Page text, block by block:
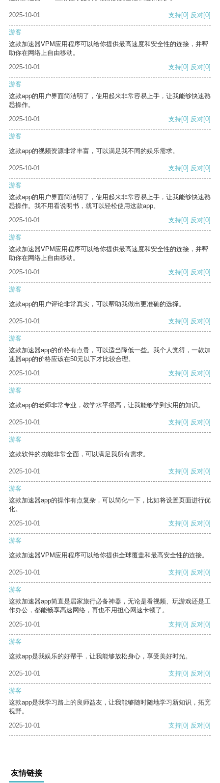
2025-10-01 支持[0] 反对[0]
游客
这款加速器VPM应用程序可以给你提供最高速度和安全性的连接，并帮
助你在网络上自由移动。
2025-10-01
支持[0] 反对[0]
游客
这款app的用户界面简洁明了，使用起来非常容易上手，让我能够快速熟
悉操作。
2025-10-01
支持[0] 反对[0]
游客
这款app的视频资源非常丰富，可以满足我不同的娱乐需求。
2025-10-01 支持[0] 反对[0]
游客
这款app的用户界面简洁明了，使用起来非常容易上手，让我能够快速熟
悉操作。我不用看说明书，就可以轻松使用这款app。
2025-10-01
支持[0] 反对[0]
游客
这款加速器VPM应用程序可以给你提供最高速度和安全性的连接，并帮
助你在网络上自由移动。
2025-10-01
支持[0] 反对[0]
游客
这款app的用户评论非常真实，可以帮助我做出更准确的选择。
2025-10-01 支持[0] 反对[0]
游客
这款加速器app的价格有点贵，可以适当降低一些。我个人觉得，一款加
速器app的价格应该在50元以下才比较合理。
2025-10-01
支持[0] 反对[0]
游客
这款app的老师非常专业，教学水平很高，让我能够学到实用的知识。
2025-10-01 支持[0] 反对[0]
游客
这款软件的功能非常全面，可以满足我所有需求。
2025-10-01 支持[0] 反对[0]
游客
这款加速器app的操作有点复杂，可以简化一下，比如将设置页面进行优
化。
2025-10-01
支持[0] 反对[0]
游客
这款加速器VPM应用程序可以给你提供全球覆盖和最高安全性的连接。
2025-10-01 支持[0] 反对[0]
游客
这款加速器app简直是居家旅行必备神器，无论是看视频、玩游戏还是工
作办公，都能畅享高速网络，再也不用担心网速卡顿了。
2025-10-01
支持[0] 反对[0]
游客
这款app是我娱乐的好帮手，让我能够放松身心，享受美好时光。
2025-10-01 支持[0] 反对[0]
游客
这款app是我学习路上的良师益友，让我能够随时随地学习新知识，拓宽
视野。
2025-10-01
支持[0] 反对[0]
友情链接